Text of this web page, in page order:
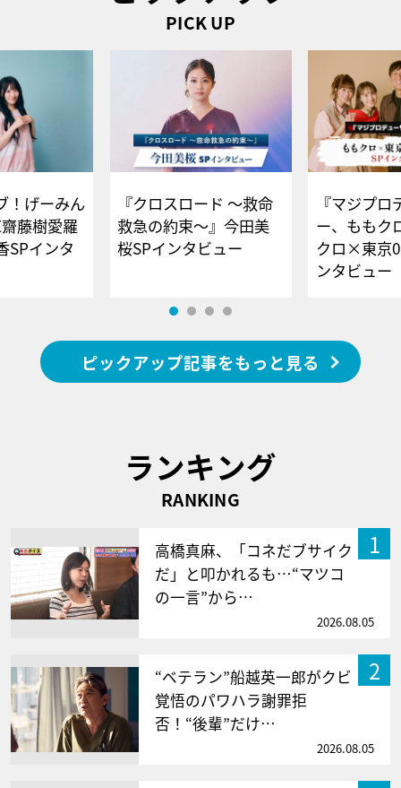
PICK UP
！げーみん
藤樹愛羅
SPインタ
『クロスロード ～救命
救急の約束～』今田美
桜SPインタビュー
『マジプロ
ー、ももク
クロ×東京
ンタビュー
ピックアップ記事をもっと見る
ランキング
RANKING
1
高橋真麻、「コネだブサイク
だ」と叩かれるも…“マツコ
の一言”から…
2026.08.05
2
“ベテラン”船越英一郎がクビ
覚悟のパワハラ謝罪拒
否！“後輩”だけ…
2026.08.05